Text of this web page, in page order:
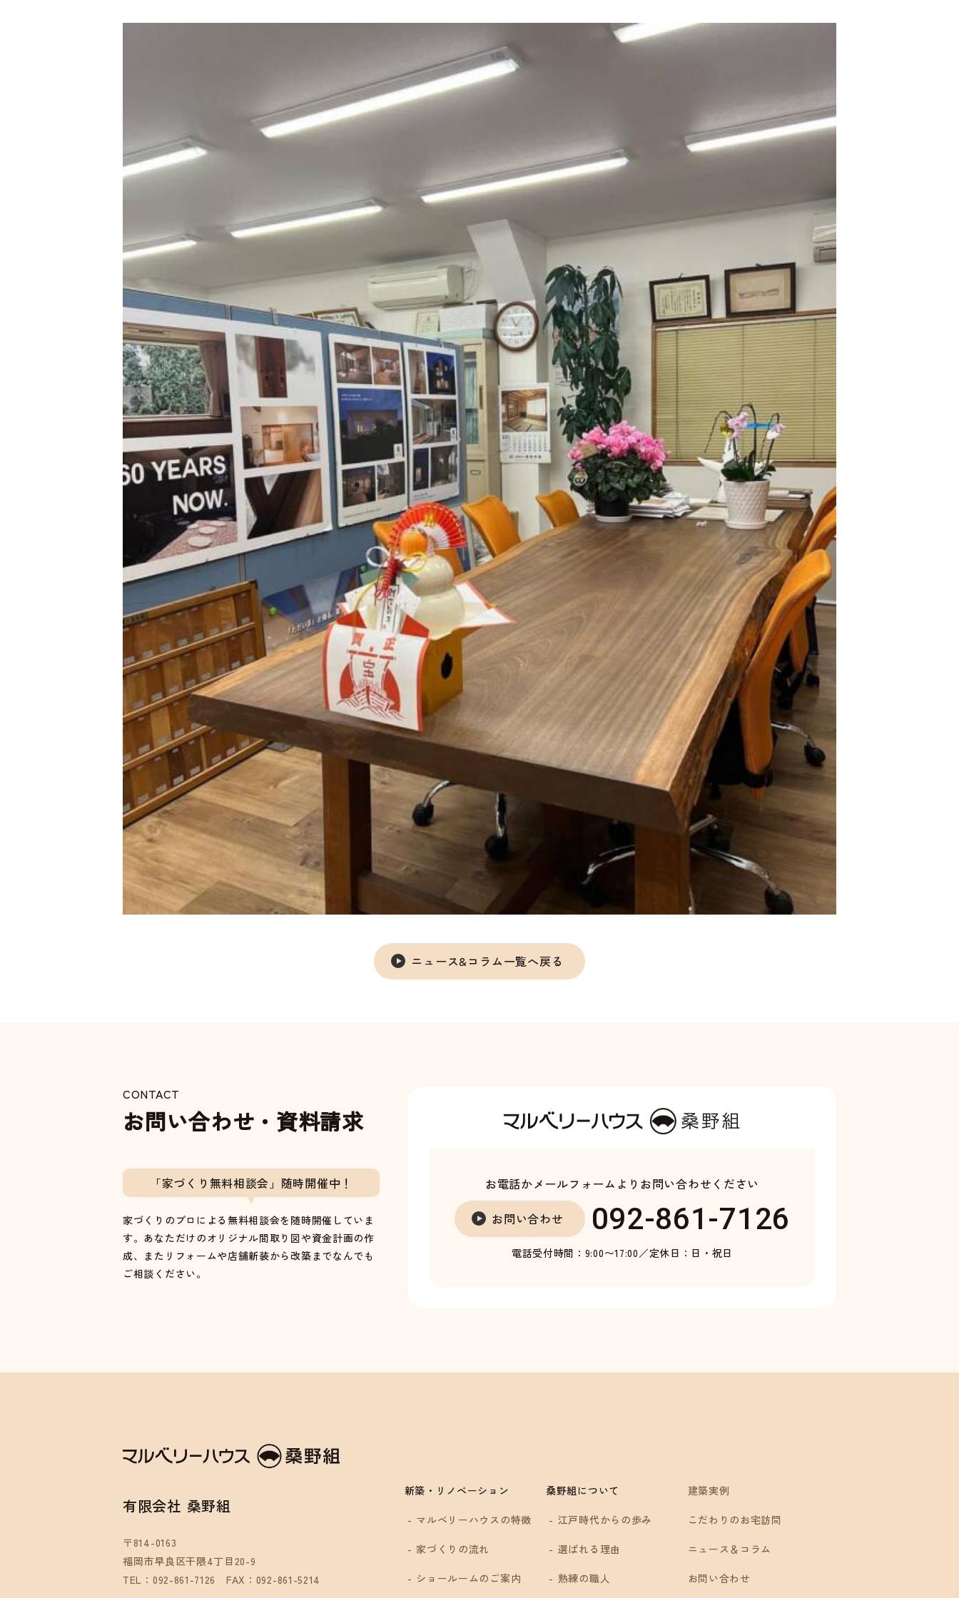
ニュース&コラム一覧へ戻る
CONTACT
お問い合わせ・資料請求
「家づくり無料相談会」随時開催中！
家づくりのプロによる無料相談会を随時開催していま
す。あなただけのオリジナル間取り図や資金計画の作
成、またリフォームや店舗新装から改築までなんでも
ご相談ください。
お電話かメールフォームより お問い合わせください
お問い合わせ 092-861-7126
電話受付時間：9:00〜17:00／定休日：日・祝日
有限会社 桑野組
〒814-0163
福岡市早良区干隈4丁目20-9
TEL：092-861-7126
FAX：092-861-5214
新築・リノベーション
マルベリーハウスの特徴
家づくりの流れ
ショールームのご案内
桑野組について
江戸時代からの歩み
選ばれる理由
熟練の職人
建築実例
こだわりのお宅訪問
ニュース＆コラム
お問い合わせ